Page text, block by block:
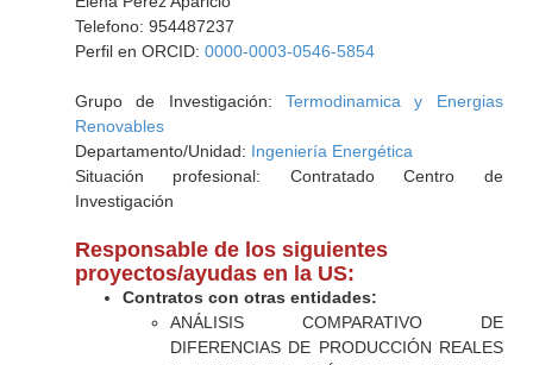
Telefono: 954487237
Perfil en ORCID: 0000-0003-0546-5854
Grupo de Investigación:Termodinamica y Energias
Renovables
Departamento/Unidad: Ingeniería Energética
Situación profesional: Contratado Centro de
Investigación
Responsable de los siguientes
proyectos/ayudas en la US:
Contratos con otras entidades:
ANÁLISIS COMPARATIVO DE
DIFERENCIAS DE PRODUCCIÓN REALES